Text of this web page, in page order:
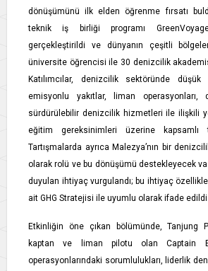
dönüşümünü ilk elden öğrenme fırsatı
teknik iş birliği programı
gerçekleştirildi ve dünyanın çeşitli
üniversite öğrencisi ile 30 denizcilik
Katılımcılar, denizcilik sektöründe
emisyonlu yakıtlar, liman
sürdürülebilir denizcilik hizmetleri ile ilişkili
eğitim gereksinimleri üzerine kapsamlı
Tartışmalarda ayrıca Malezya’nın bir
olarak rolü ve bu dönüşümü destekleyecek
duyulan ihtiyaç vurgulandı; bu ihtiyaç özellikle
ait GHG Stratejisi ile uyumlu olarak ifade edildi.
Etkinliğin öne çıkan bölümünde, Tanjung
kaptan ve liman pilotu olan Captain
operasyonlarındaki sorumlulukları, liderlik